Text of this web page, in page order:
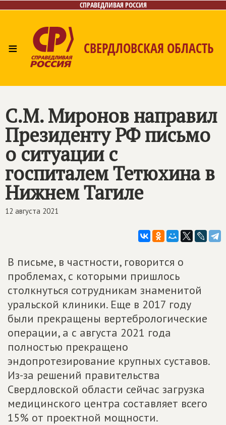
СПРАВЕДЛИВАЯ РОССИЯ
≡ СВЕРДЛОВСКАЯ ОБЛАСТЬ
С.М. Миронов направил
Президенту РФ письмо
о ситуации с
госпиталем Тетюхина в
Нижнем Тагиле
12 августа 2021
В письме, в частности, говорится о
проблемах, с которыми пришлось
столкнуться сотрудникам знаменитой
уральской клиники. Еще в 2017 году
были прекращены вертебрологические
операции, а с августа 2021 года
полностью прекращено
эндопротезирование крупных суставов.
Из-за решений правительства
Свердловской области сейчас загрузка
медицинского центра составляет всего
15% от проектной мощности.